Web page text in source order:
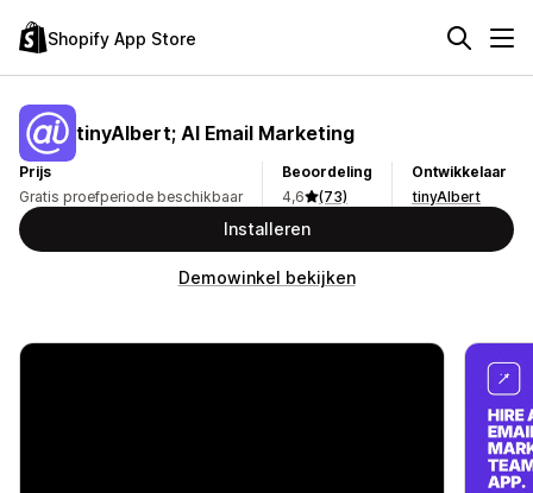
Shopify App Store
tinyAlbert; AI Email Marketing
Prijs
Gratis proefperiode beschikbaar
Beoordeling
4,6
(73)
Ontwikkelaar
tinyAlbert
Installeren
Demowinkel bekijken